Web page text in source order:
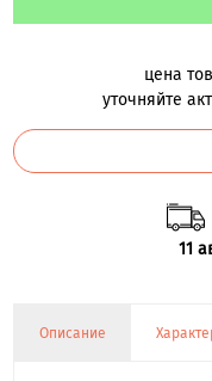
цена
уточняйте
11
Описание